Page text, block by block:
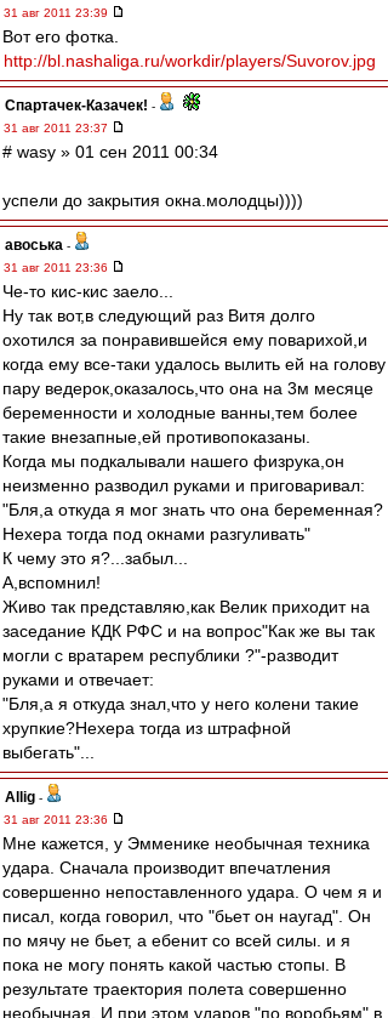
31 авг 2011 23:39
Вот его фотка.
http://bl.nashaliga.ru/workdir/players/Suvorov.jpg
Спартачек-Казачек! -
31 авг 2011 23:37
# wasy » 01 сен 2011 00:34
успели до закрытия окна.молодцы))))
авоська -
31 авг 2011 23:36
Че-то кис-кис заело...
Ну так вот,в следующий раз Витя долго
охотился за понравившейся ему поварихой,и
когда ему все-таки удалось вылить ей на голову
пару ведерок,оказалось,что она на 3м месяце
беременности и холодные ванны,тем более
такие внезапные,ей противопоказаны.
Когда мы подкалывали нашего физрука,он
неизменно разводил руками и приговаривал:
"Бля,а откуда я мог знать что она беременная?
Нехера тогда под окнами разгуливать"
К чему это я?...забыл...
А,вспомнил!
Живо так представляю,как Велик приходит на
заседание КДК РФС и на вопрос"Как же вы так
могли с вратарем республики ?"-разводит
руками и отвечает:
"Бля,а я откуда знал,что у него колени такие
хрупкие?Нехера тогда из штрафной
выбегать"...
Allig -
31 авг 2011 23:36
Мне кажется, у Эмменике необычная техника
удара. Сначала производит впечатления
совершенно непоставленного удара. О чем я и
писал, когда говорил, что "бьет он наугад". Он
по мячу не бьет, а ебенит со всей силы. и я
пока не могу понять какой частью стопы. В
результате траектория полета совершенно
необычная. И при этом ударов "по воробьям" в